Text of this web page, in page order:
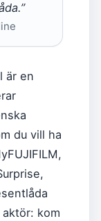
är en
du vill ha
aktör: kom